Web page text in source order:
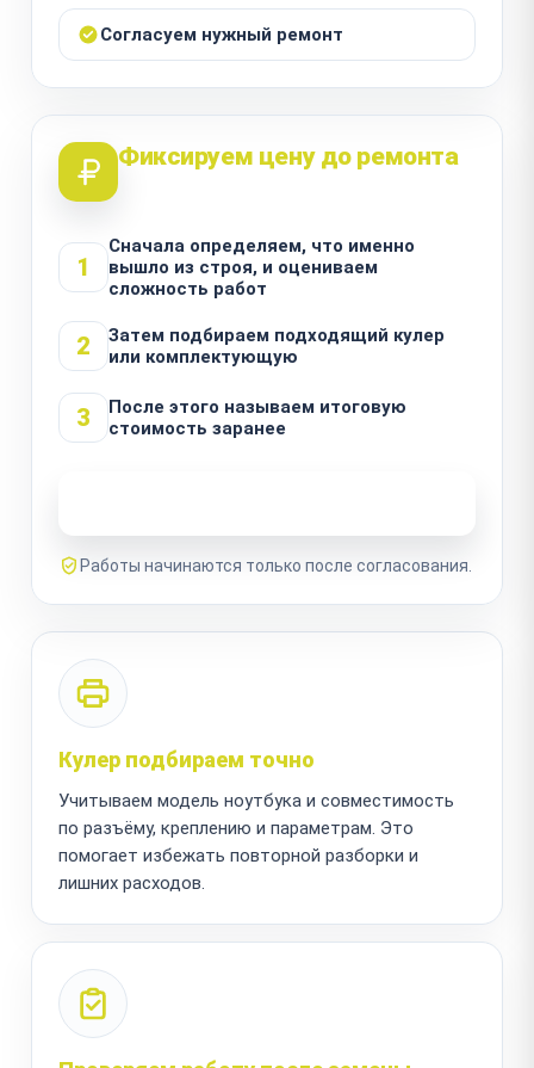
Согласуем нужный ремонт
Фиксируем цену до ремонта
1
Сначала определяем, что именно
вышло из строя, и оцениваем
сложность работ
2
Затем подбираем подходящий кулер
или комплектующую
3
После этого называем итоговую
стоимость заранее
Работы начинаются только после согласования.
Кулер подбираем точно
Учитываем модель ноутбука и совместимость
по разъёму, креплению и параметрам. Это
помогает избежать повторной разборки и
лишних расходов.